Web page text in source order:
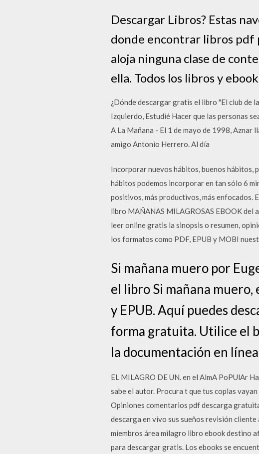
Descargar Libros? Estas
donde encontrar libros pdf
aloja ninguna clase de
ella. Todos los libros y
¿Dónde descargar gratis el libro "El club de
Izquierdo, Estudié Hacer que las personas
A La Mañana - El 1 de mayo de 1998, Aznar
amigo Antonio Herrero. Al día
Incorporar nuevos hábitos, buenos hábitos,
hábitos podemos incorporar en tan sólo 6
positivos, más productivos, más enfocados.
libro MAÑANAS MILAGROSAS EBOOK del
leer online gratis la sinopsis o resumen,
los formatos como PDF, EPUB y MOBI
Si mañana muero por
el libro Si mañana
y EPUB. Aquí puedes
forma gratuita. Utilice el
la documentación en
EL MILAGRO DE UN. en el AlmA PoPUlAr
sabe el autor. Procura t que tus coplas
Opiniones comentarios pdf descarga
descarga en vivo sus sueños revisión
miembros área milagro libro ebook destino
para descargar gratis. Los ebooks se